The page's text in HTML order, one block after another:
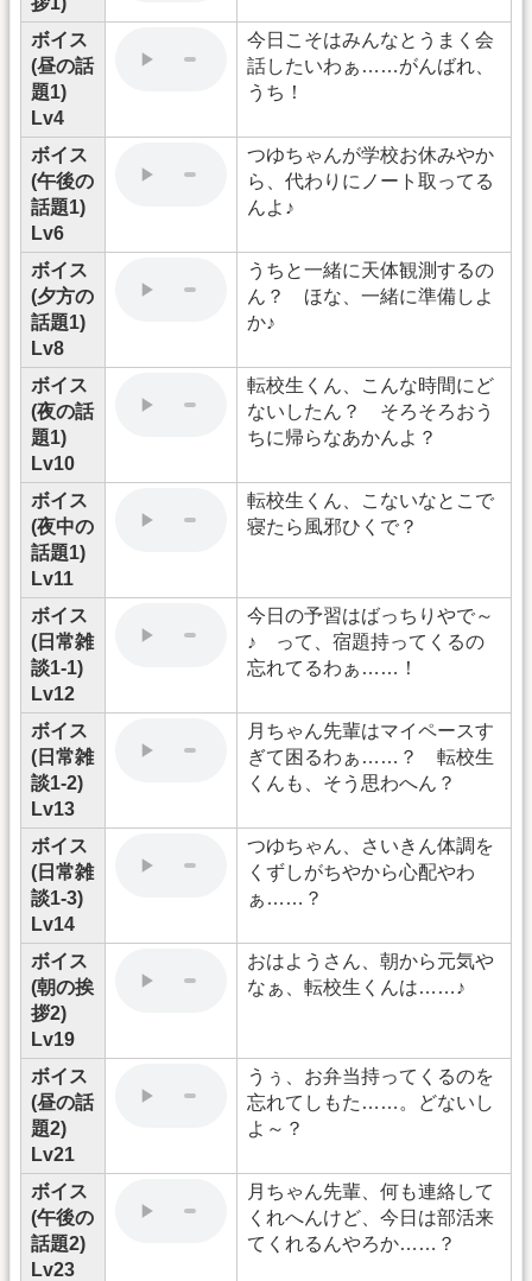
ボイス
(昼の話
題1)
Lv4
今日こそはみんなとうまく会
話したいわぁ……がんばれ、
うち！
ボイス
(午後の
話題1)
Lv6
つゆちゃんが学校お休みやか
ら、代わりにノート取ってる
んよ♪
ボイス
(夕方の
話題1)
Lv8
うちと一緒に天体観測するの
ん？ ほな、一緒に準備しよ
か♪
ボイス
(夜の話
題1)
Lv10
転校生くん、こんな時間にど
ないしたん？ そろそろおう
ちに帰らなあかんよ？
ボイス
(夜中の
話題1)
Lv11
転校生くん、こないなとこで
寝たら風邪ひくで？
ボイス
(日常雑
談1-1)
Lv12
今日の予習はばっちりやで～
♪ って、宿題持ってくるの
忘れてるわぁ……！
ボイス
(日常雑
談1-2)
Lv13
月ちゃん先輩はマイペースす
ぎて困るわぁ……？ 転校生
くんも、そう思わへん？
ボイス
(日常雑
談1-3)
Lv14
つゆちゃん、さいきん体調を
くずしがちやから心配やわ
ぁ……？
ボイス
(朝の挨
拶2)
Lv19
おはようさん、朝から元気や
なぁ、転校生くんは……♪
ボイス
(昼の話
題2)
Lv21
うぅ、お弁当持ってくるのを
忘れてしもた……。どないし
よ～？
ボイス
(午後の
話題2)
Lv23
月ちゃん先輩、何も連絡して
くれへんけど、今日は部活来
てくれるんやろか……？